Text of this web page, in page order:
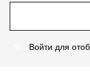
Войти для